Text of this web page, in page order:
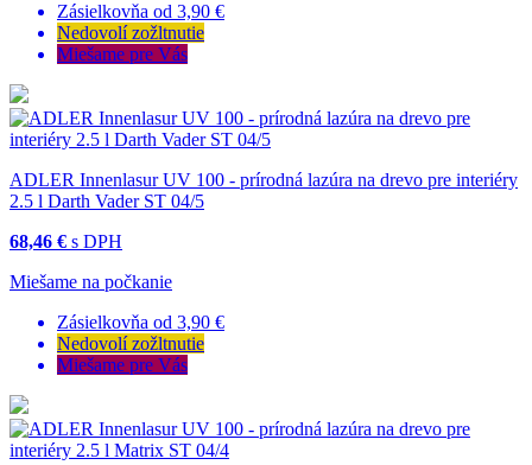
Zásielkovňa od 3,90 €
Nedovolí zožltnutie
Miešame pre Vás
ADLER Innenlasur UV 100 - prírodná lazúra na drevo pre interiéry
2.5 l Darth Vader ST 04/5
68,46 € s DPH
Miešame na počkanie
Zásielkovňa od 3,90 €
Nedovolí zožltnutie
Miešame pre Vás